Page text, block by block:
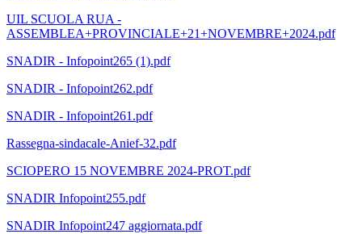
UIL SCUOLA RUA -
ASSEMBLEA+PROVINCIALE+21+NOVEMBRE+2024.pdf
SNADIR - Infopoint265 (1).pdf
SNADIR - Infopoint262.pdf
SNADIR - Infopoint261.pdf
Rassegna-sindacale-Anief-32.pdf
SCIOPERO 15 NOVEMBRE 2024-PROT.pdf
SNADIR Infopoint255.pdf
SNADIR Infopoint247 aggiornata.pdf